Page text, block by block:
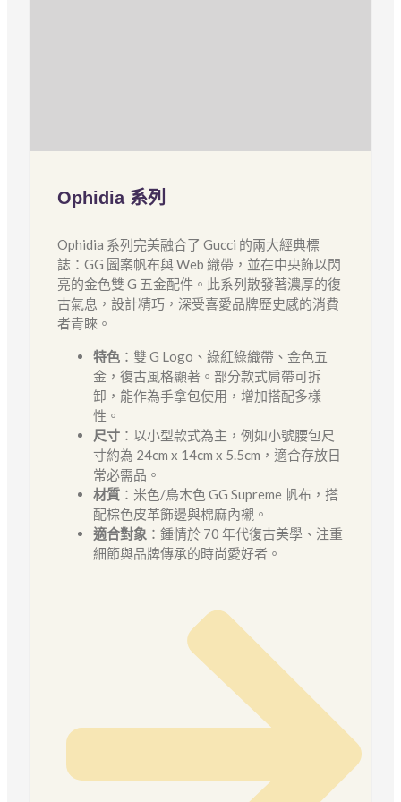
Ophidia 系列
Ophidia 系列完美融合了 Gucci 的兩大經典標
誌：GG 圖案帆布與 Web 織帶，並在中央飾以閃
亮的金色雙 G 五金配件。此系列散發著濃厚的復
古氣息，設計精巧，深受喜愛品牌歷史感的消費
者青睞。
特色 ：雙 G Logo、綠紅綠織帶、金色五
金，復古風格顯著。部分款式肩帶可拆
卸，能作為手拿包使用，增加搭配多樣
性。
尺寸 ：以小型款式為主，例如小號腰包尺
寸約為 24cm x 14cm x 5.5cm，適合存放日
常必需品。
材質 ：米色/烏木色 GG Supreme 帆布，搭
配棕色皮革飾邊與棉麻內襯。
適合對象 ：鍾情於 70 年代復古美學、注重
細節與品牌傳承的時尚愛好者。